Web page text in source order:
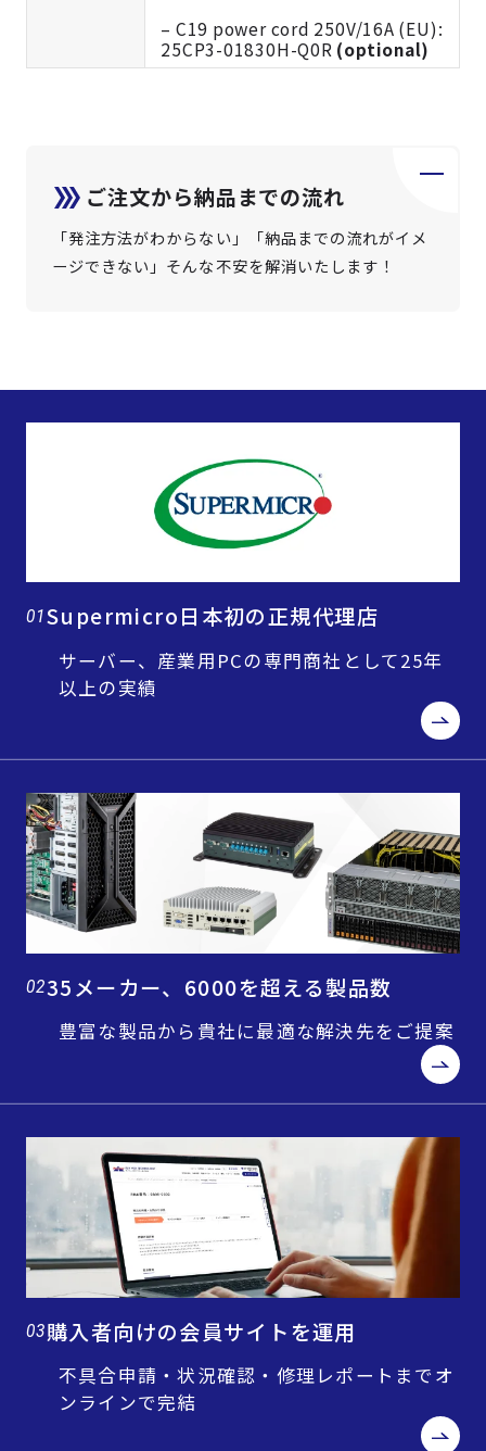
– C19 power cord 250V/16A (EU):
25CP3-01830H-Q0R (optional)
ご注文から納品までの流れ
「発注方法がわからない」「納品までの流れがイメ
ージできない」そんな不安を解消いたします！
01Supermicro日本初の正規代理店
サーバー、産業用PCの専門商社として25年
以上の実績
0235メーカー、6000を超える製品数
豊富な製品から貴社に最適な解決先をご提案
03購入者向けの会員サイトを運用
不具合申請・状況確認・修理レポートまでオ
ンラインで完結